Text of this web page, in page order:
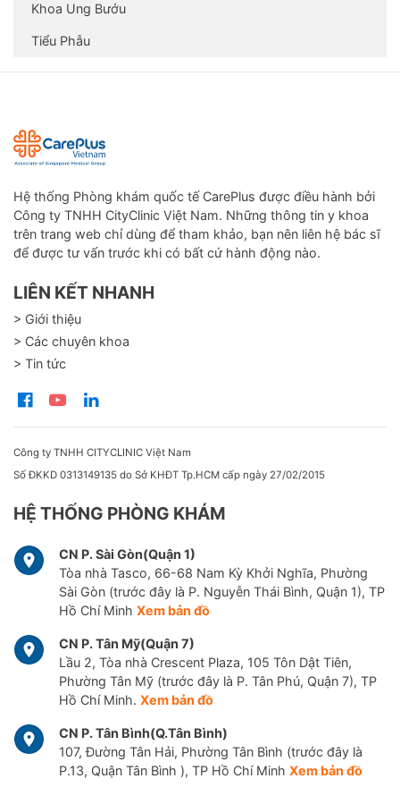
Khoa Ung Bướu
Tiểu Phẫu
Hệ thống Phòng khám quốc tế CarePlus được điều hành bởi
Công ty TNHH CityClinic Việt Nam. Những thông tin y khoa
trên trang web chỉ dùng để tham khảo, bạn nên liên hệ bác sĩ
để được tư vấn trước khi có bất cứ hành động nào.
LIÊN KẾT NHANH
> Giới thiệu
> Các chuyên khoa
> Tin tức
Công ty TNHH CITYCLINIC Việt Nam
Số ĐKKD 0313149135 do Sở KHĐT Tp.HCM cấp ngày 27/02/2015
HỆ THỐNG PHÒNG KHÁM
CN P. Sài Gòn(Quận 1)
Tòa nhà Tasco, 66-68 Nam Kỳ Khởi Nghĩa, Phường
Sài Gòn (trước đây là P. Nguyễn Thái Bình, Quận 1), TP
Hồ Chí Minh Xem bản đồ
CN P. Tân Mỹ(Quận 7)
Lầu 2, Tòa nhà Crescent Plaza, 105 Tôn Dật Tiên,
Phường Tân Mỹ (trước đây là P. Tân Phú, Quận 7), TP
Hồ Chí Minh. Xem bản đồ
CN P. Tân Bình(Q.Tân Bình)
107, Đường Tân Hải, Phường Tân Bình (trước đây là
P.13, Quận Tân Bình ), TP Hồ Chí Minh Xem bản đồ